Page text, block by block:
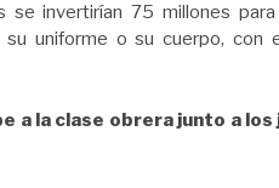
se invertirían 75 millones
uniforme o su cuerpo, con
a la clase obrera junto a los